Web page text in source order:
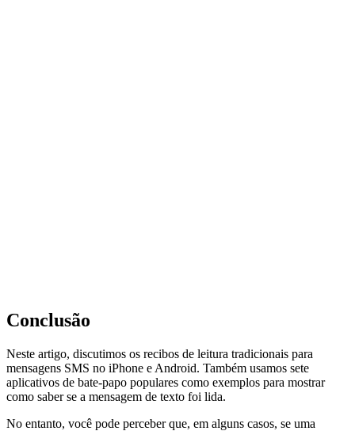
Conclusão
Neste artigo, discutimos os recibos de leitura tradicionais para
mensagens SMS no iPhone e Android. Também usamos sete
aplicativos de bate-papo populares como exemplos para mostrar
como saber se a mensagem de texto foi lida.
No entanto, você pode perceber que, em alguns casos, se uma